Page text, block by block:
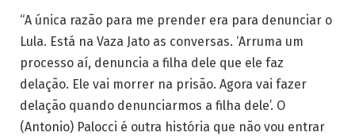
“A única razão para me prender era para denunciar o
Lula. Está na Vaza Jato as conversas. ‘Arruma um
processo aí, denuncia a filha dele que ele faz
delação. Ele vai morrer na prisão. Agora vai fazer
delação quando denunciarmos a filha dele’. O
(Antonio) Palocci é outra história que não vou entrar